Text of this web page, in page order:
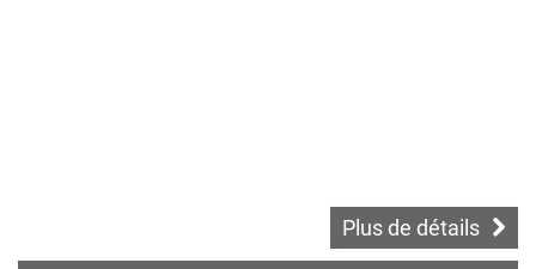
Plus de détails